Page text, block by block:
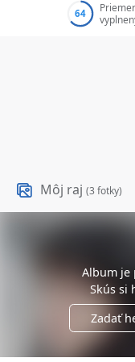
64
Môj raj(3 fotky)
Album je
Skús si
Zadať